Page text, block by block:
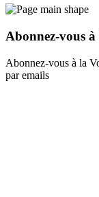
Abonnez-vous
Abonnez-vous à la
par emails